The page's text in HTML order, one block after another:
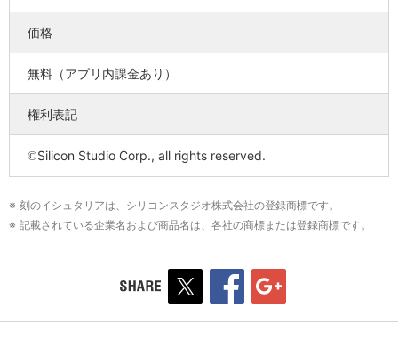
価格
無料（アプリ内課金あり）
権利表記
©Silicon Studio Corp., all rights reserved.
※ 刻のイシュタリアは、シリコンスタジオ株式会社の登録商標です。
※ 記載されている企業名および商品名は、各社の商標または登録商標です。